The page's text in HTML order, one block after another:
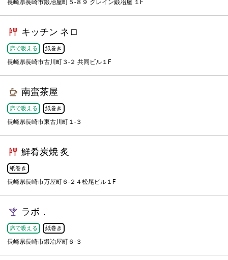
長崎県長崎市鍛冶屋町５-８９ クレイン鍛冶屋 １F
キッチン ネロ
席で吸える 紙巻き
長崎県長崎市古川町３-２ 共同ビル１F
南蛮茶屋
席で吸える 紙巻き
長崎県長崎市東古川町１-３
鮮肴炭焼 炙
紙巻き
長崎県長崎市万屋町６-２４松尾ビル１F
ラボ．
席で吸える 紙巻き
長崎県長崎市鍛冶屋町６-３